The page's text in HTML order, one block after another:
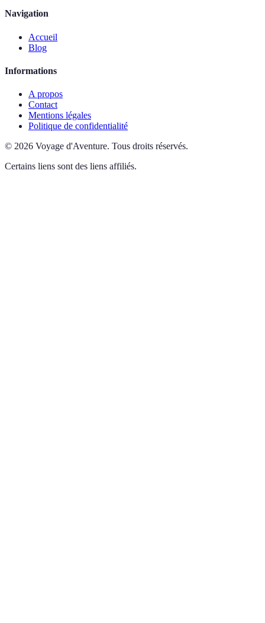
Navigation
Accueil
Blog
Informations
A propos
Contact
Mentions légales
Politique de confidentialité
© 2026 Voyage d'Aventure. Tous droits réservés.
Certains liens sont des liens affiliés.